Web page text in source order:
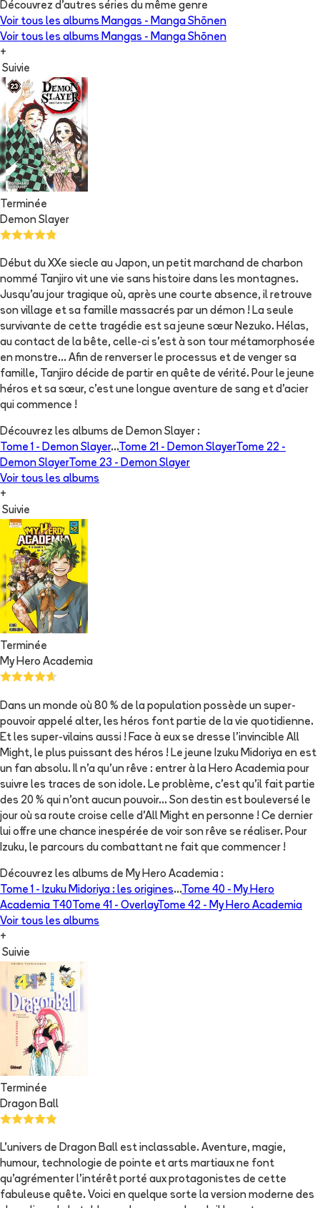
Découvrez d'autres séries du même genre
Voir tous les albums Mangas - Manga Shōnen
Voir tous les albums Mangas - Manga Shōnen
+
Suivie
Terminée
Demon Slayer
Début du XXe siecle au Japon, un petit marchand de charbon
nommé Tanjiro vit une vie sans histoire dans les montagnes.
Jusqu’au jour tragique où, après une courte absence, il retrouve
son village et sa famille massacrés par un démon ! La seule
survivante de cette tragédie est sa jeune sœur Nezuko. Hélas,
au contact de la bête, celle-ci s’est à son tour métamorphosée
en monstre... Afin de renverser le processus et de venger sa
famille, Tanjiro décide de partir en quête de vérité. Pour le jeune
héros et sa sœur, c’est une longue aventure de sang et d’acier
qui commence !
Découvrez les albums de Demon Slayer :
Tome 1 - Demon Slayer...Tome 21 - Demon SlayerTome 22 -
Demon SlayerTome 23 - Demon Slayer
Voir tous les albums
+
Suivie
Terminée
My Hero Academia
Dans un monde où 80 % de la population possède un super-
pouvoir appelé alter, les héros font partie de la vie quotidienne.
Et les super-vilains aussi ! Face à eux se dresse l’invincible All
Might, le plus puissant des héros ! Le jeune Izuku Midoriya en est
un fan absolu. Il n’a qu’un rêve : entrer à la Hero Academia pour
suivre les traces de son idole. Le problème, c’est qu’il fait partie
des 20 % qui n’ont aucun pouvoir… Son destin est bouleversé le
jour où sa route croise celle d’All Might en personne ! Ce dernier
lui offre une chance inespérée de voir son rêve se réaliser. Pour
Izuku, le parcours du combattant ne fait que commencer !
Découvrez les albums de My Hero Academia :
Tome 1 - Izuku Midoriya : les origines...Tome 40 - My Hero
Academia T40 Tome 41 - OverlayTome 42 - My Hero Academia
Voir tous les albums
+
Suivie
Terminée
Dragon Ball
L'univers de Dragon Ball est inclassable. Aventure, magie,
humour, technologie de pointe et arts martiaux ne font
qu'agrémenter l'intérêt porté aux protagonistes de cette
fabuleuse quête. Voici en quelque sorte la version moderne des